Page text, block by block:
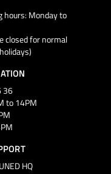
hours: Monday to
closed for normal
36
to 14PM
HQ